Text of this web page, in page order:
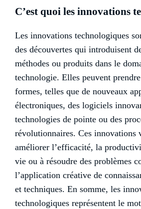
C’est quoi les innovations
Les innovations technologiques
des découvertes qui introduisent
méthodes ou produits dans le
technologie. Elles peuvent
formes, telles que de nouveaux
électroniques, des logiciels
technologies de pointe ou des
révolutionnaires. Ces innovations
améliorer l’efficacité, la
vie ou à résoudre des problèmes
l’application créative de
et techniques. En somme, les
technologiques représentent le